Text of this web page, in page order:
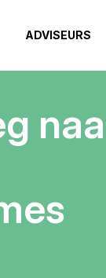
ADVISEURS